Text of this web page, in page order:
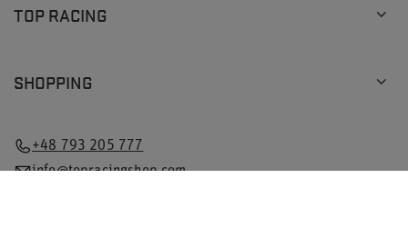
TOP RACING
SHOPPING
+48 793 205 777
info@topracingshop.com